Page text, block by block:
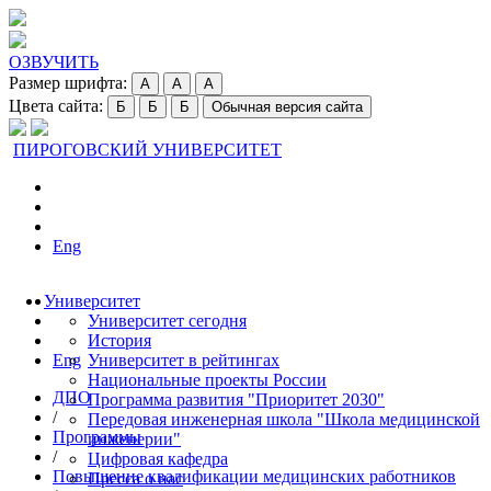
ОЗВУЧИТЬ
Размер шрифта:
A A A
Цвета сайта: Б Б Б Обычная версия сайта
ПИРОГОВСКИЙ УНИВЕРСИТЕТ
Eng
Университет
Университет сегодня
История
Университет в рейтингах
Национальные проекты России
Программа развития "Приоритет 2030"
Передовая инженерная школа "Школа медицинской
инженерии"
Цифровая кафедра
Пресса о нас
Eng
ДПО
/
Программы
/
Повышение квалификации медицинских работников